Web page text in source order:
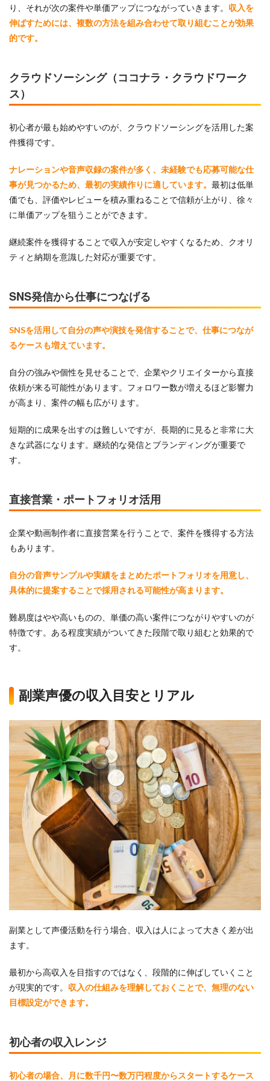
り、それが次の案件や単価アップにつながっていきます。 収入を
伸ばすためには、複数の方法を組み合わせて取り組むことが効果
的です。
クラウドソーシング（ココナラ・クラウドワーク
ス）
初心者が最も始めやすいのが、クラウドソーシングを活用した案
件獲得です。
ナレーションや音声収録の案件が多く、未経験でも応募可能な仕
事が見つかるため、最初の実績作りに適しています。 最初は低単
価でも、評価やレビューを積み重ねることで信頼が上がり、徐々
に単価アップを狙うことができます。
継続案件を獲得することで収入が安定しやすくなるため、クオリ
ティと納期を意識した対応が重要です。
SNS発信から仕事につなげる
SNSを活用して自分の声や演技を発信することで、仕事につなが
るケースも増えています。
自分の強みや個性を見せることで、企業やクリエイターから直接
依頼が来る可能性があります。フォロワー数が増えるほど影響力
が高まり、案件の幅も広がります。
短期的に成果を出すのは難しいですが、長期的に見ると非常に大
きな武器になります。継続的な発信とブランディングが重要で
す。
直接営業・ポートフォリオ活用
企業や動画制作者に直接営業を行うことで、案件を獲得する方法
もあります。
自分の音声サンプルや実績をまとめたポートフォリオを用意し、
具体的に提案することで採用される可能性が高まります。
難易度はやや高いものの、単価の高い案件につながりやすいのが
特徴です。ある程度実績がついてきた段階で取り組むと効果的で
す。
副業声優の収入目安とリアル
副業として声優活動を行う場合、収入は人によって大きく差が出
ます。
最初から高収入を目指すのではなく、段階的に伸ばしていくこと
が現実的です。 収入の仕組みを理解しておくことで、無理のない
目標設定ができます。
初心者の収入レンジ
初心者の場合、月に数千円〜数万円程度からスタートするケース